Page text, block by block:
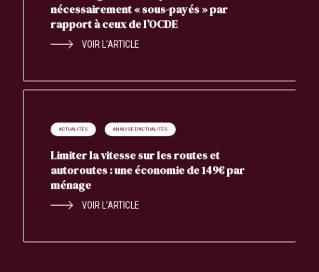
nécessairement « sous-payés » par
rapport à ceux de l’OCDE
VOIR L’ARTICLE
ACTUALITÉS ANALYSE D'ACTUALITÉS
Limiter la vitesse sur les routes et
autoroutes : une économie de 149€ par
ménage
VOIR L’ARTICLE